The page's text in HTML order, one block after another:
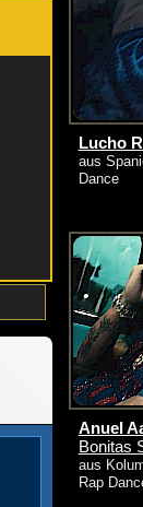
Lucho
aus
Dance
Anuel
Bonitas
aus
Rap